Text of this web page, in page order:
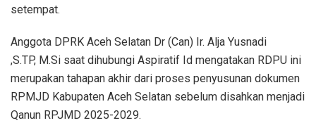
setempat.
Anggota DPRK Aceh Selatan Dr (Can) Ir. Alja Yusnadi
,S.TP, M.Si saat dihubungi Aspiratif Id mengatakan RDPU ini
merupakan tahapan akhir dari proses penyusunan dokumen
RPMJD Kabupaten Aceh Selatan sebelum disahkan menjadi
Qanun RPJMD 2025-2029.